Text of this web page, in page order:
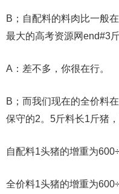
B；自配料的料肉比一般
最大的高考资源网end#3
A：差不多，你很在行。
B；而我们现在的全价料
保守的2。5斤料长1斤猪
自配料1头猪的增重为
全价料1头猪的增重为